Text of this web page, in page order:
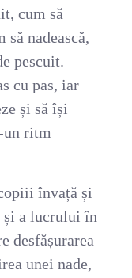
cum să
să nadească,
pescuit.
cu pas, iar
și să își
un ritm
învață și
și a lucrului în
desfășurarea
unei nade,